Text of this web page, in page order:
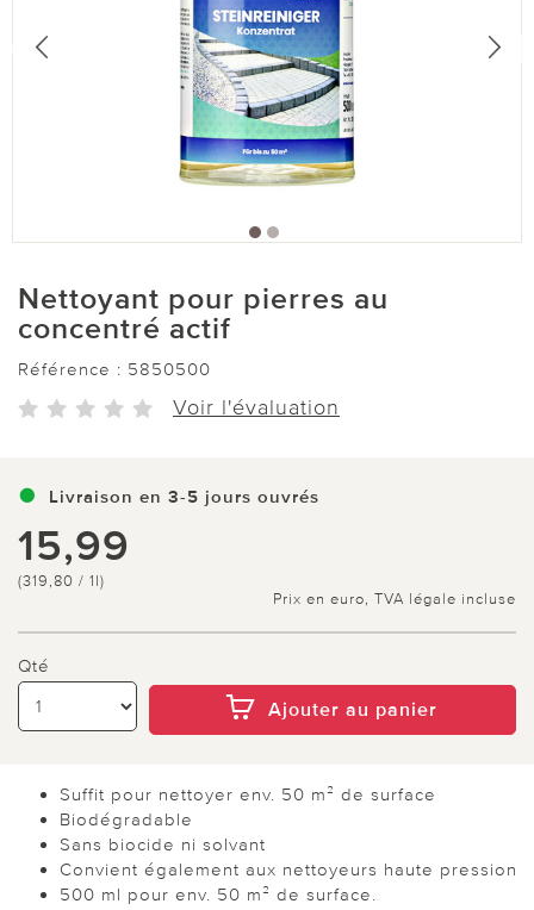
Nettoyant pour pierres au
concentré actif
Référence : 5850500
Voir l'évaluation
Livraison en 3-5 jours ouvrés
15,99
(319,80 / 1l)
Prix en euro, TVA légale incluse
Qté
Ajouter au panier
Suffit pour nettoyer env. 50 m² de surface
Biodégradable
Sans biocide ni solvant
Convient également aux nettoyeurs haute pression
500 ml pour env. 50 m² de surface.